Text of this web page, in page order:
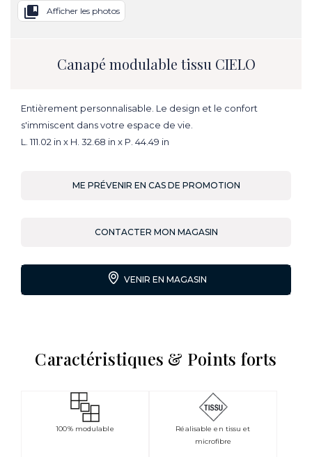
collections_bookmark Afficher les photos
Canapé modulable tissu CIELO
Entièrement personnalisable. Le design et le confort
s'immiscent dans votre espace de vie.
L. 111.02 in x H. 32.68 in x P. 44.49 in
ME PRÉVENIR EN CAS DE PROMOTION
CONTACTER MON MAGASIN
VENIR EN MAGASIN
Caractéristiques & Points forts
100% modulable
Réalisable en tissu et
microfibre